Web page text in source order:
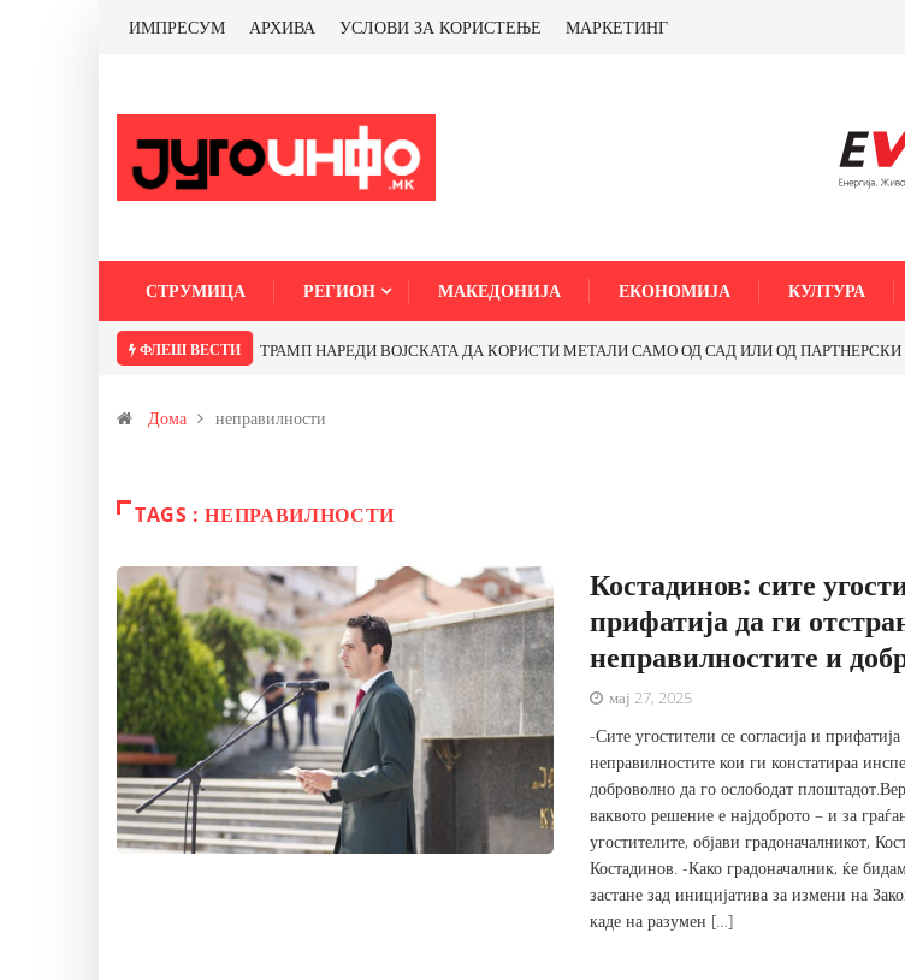
ИМПРЕСУМ АРХИВА УСЛОВИ ЗА КОРИСТЕЊЕ МАРКЕТИНГ
СТРУМИЦА РЕГИОН МАКЕДОНИЈА ЕКОНОМИЈА КУЛТУРА
ФЛЕШ ВЕСТИ ТРАМП НАРЕДИ ВОЈСКАТА ДА КОРИСТИ МЕТАЛИ САМО ОД САД ИЛИ ОД ПАРТНЕРСКИ
Дома неправилности
TAGS : НЕПРАВИЛНОСТИ
Костадинов: сите
прифатија да ги
неправилностите и
мај 27, 2025
-Сите угостители се согласија и
неправилностите кои ги констатираа
доброволно да го ослободат
ваквото решение е најдоброто – и за
угостителите, објави градоначалникот,
Костадинов. -Како градоначалник, ќе
застане зад иницијатива за измени на
каде на разумен […]